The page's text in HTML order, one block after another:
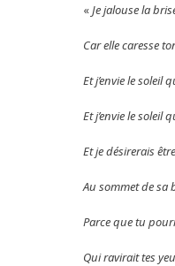
«Je jalouse la
Car elle caresse
Et j’envie le soleil
Et j’envie le soleil
Et je désirerais
Au sommet de
Parce que tu
Qui ravirait tes